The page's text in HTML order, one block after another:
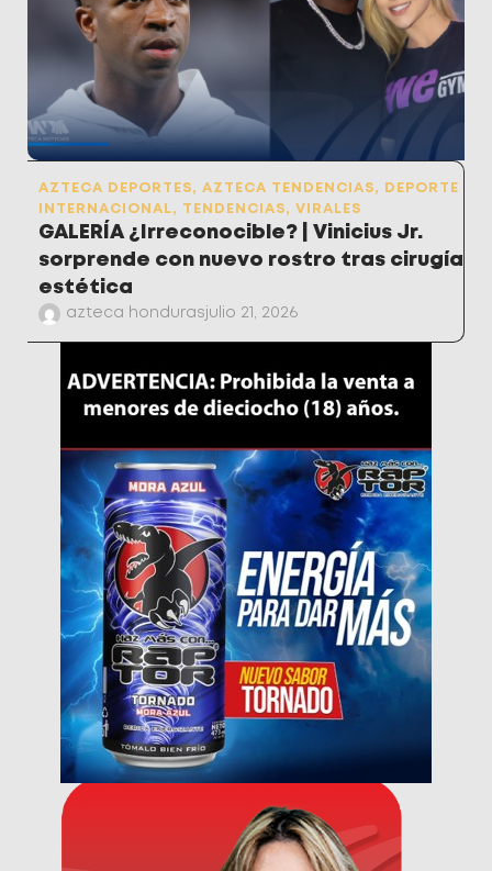
AZTECA DEPORTES, AZTECA TENDENCIAS,
DEPORTE
INTERNACIONAL, TENDENCIAS, VIRALES
GALERÍA ¿Irreconocible? | Vinicius Jr.
sorprende con nuevo rostro tras cirugía
estética
azteca honduras julio 21, 2026